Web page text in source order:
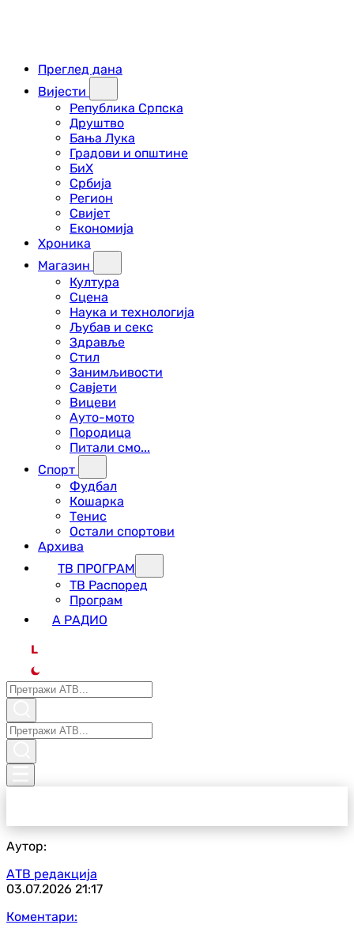
Преглед дана
Вијести
Република Српска
Друштво
Бања Лука
Градови и општине
БиХ
Србија
Регион
Свијет
Економија
Хроника
Магазин
Култура
Сцена
Наука и технологија
Љубав и секс
Здравље
Стил
Занимљивости
Савјети
Вицеви
Ауто-мото
Породица
Питали смо...
Спорт
Фудбал
Кошарка
Тенис
Остали спортови
Архива
ТВ ПРОГРАМ
ТВ Распоред
Програм
А РАДИО
L
Аутор:
АТВ редакција
03.07.2026 21:17
Коментари: